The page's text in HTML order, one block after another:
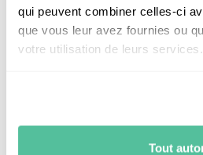
qui peuvent combiner celles-ci
que vous leur avez fournies ou
votre utilisation de leurs services.
Tout
Les avis clients sur Alterna